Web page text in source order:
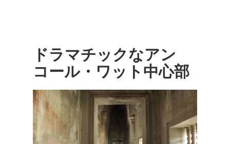
ドラマチックなアン
コール・ワット中心部